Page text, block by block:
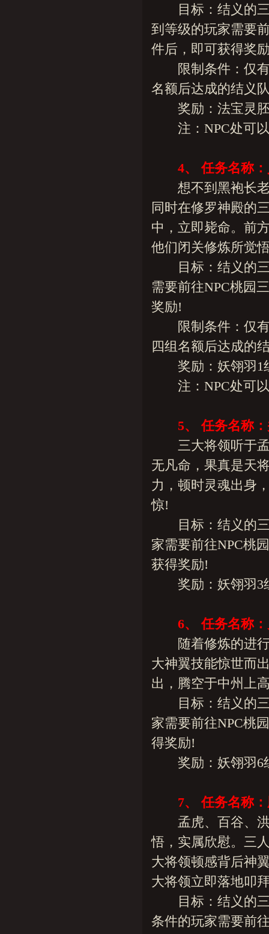
目标：结义的三
到等级的玩家需要
件后，即可获得奖
限制条件：仅有
名额后达成的结义
奖励：法宝灵胚(
注：NPC处可以
4、 任务名称
想不到黑袍长老
同时在修罗神殿的
中，立即毙命。前
他们闭关修炼所觉
目标：结义的三
需要前往NPC桃园
奖励!
限制条件：仅有
四组名额后达成的
奖励：妖翎羽1
注：NPC处可以
5、 任务名称
三大将领听于孟
无凡命，果真是天
力，顿时灵魂出身
惊!
目标：结义的三
家需要前往NPC桃
获得奖励!
奖励：妖翎羽3
6、 任务名称
随着修炼的进行
大神翼技能惊世而
出，腾空于中州上
目标：结义的三
家需要前往NPC桃
得奖励!
奖励：妖翎羽6
7、 任务名称
孟虎、百谷、洪
悟，实属欣慰。三
大将领顿感背后神
大将领立即落地叩
目标：结义的三
条件的玩家需要前